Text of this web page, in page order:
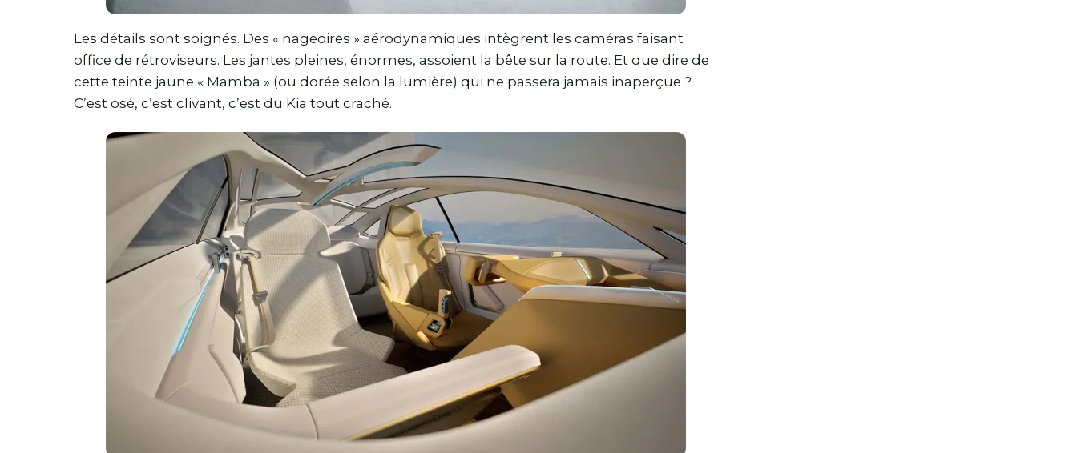
Les détails sont soignés. Des « nageoires » aérodynamiques intègrent les caméras faisant
office de rétroviseurs. Les jantes pleines, énormes, assoient la bête sur la route. Et que dire de
cette teinte jaune « Mamba » (ou dorée selon la lumière) qui ne passera jamais inaperçue ?.
C’est osé, c’est clivant, c’est du Kia tout craché.